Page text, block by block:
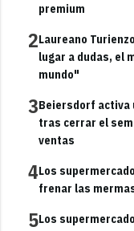
premium
2Laureano
lugar a dudas, el
mundo"
3Beiersdorf activa
tras cerrar el
ventas
4Los
frenar las
5Los